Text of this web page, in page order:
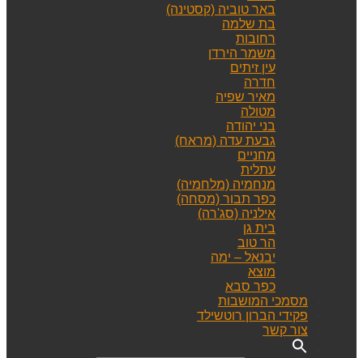
באר טוביה (קסטינה)
בת שלמה
רחובות
משמר הירדן
עין זיתים
חדרה
מאיר שפיה
מטולה
בני יהודה
גבעת עדה (מראח)
מחניים
עתלית
מנחמיה (מלחמיה)
כפר תבור (מסחה)
אילניה (סג'רה)
בית גן
הר טוב
יבנאל – ימה
מוצא
כפר סבא
מסמכי המושבות
פקידי הברון רוטשילד
צור קשר